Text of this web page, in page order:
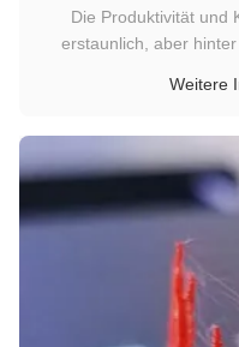
Die Produktivität und
erstaunlich, aber
unzufrieden ist: die
Weitere